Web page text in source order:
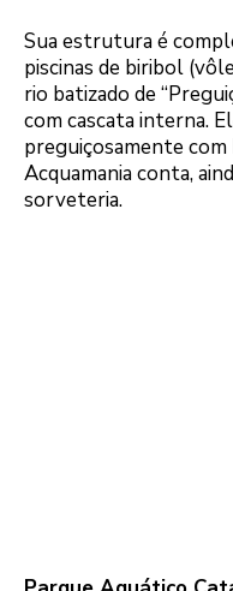
Sua estrutura é
piscinas de biribol
rio batizado de
com cascata interna.
preguiçosamente com
Acquamania conta,
sorveteria.